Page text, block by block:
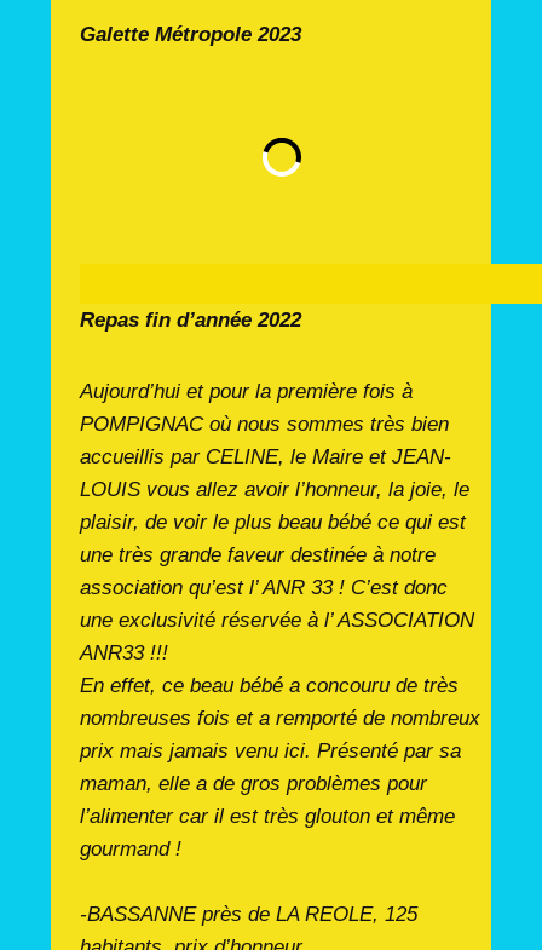
Galette Métropole 2023
Repas fin d’année 2022
Aujourd’hui et pour la première fois à
POMPIGNAC où nous sommes très bien
accueillis par CELINE, le Maire et JEAN-
LOUIS vous allez avoir l’honneur, la joie, le
plaisir, de voir le plus beau bébé ce qui est
une très grande faveur destinée à notre
association qu’est l’ ANR 33 ! C’est donc
une exclusivité réservée à l’ ASSOCIATION
ANR33 !!!
En effet, ce beau bébé a concouru de très
nombreuses fois et a remporté de nombreux
prix mais jamais venu ici. Présenté par sa
maman, elle a de gros problèmes pour
l’alimenter car il est très glouton et même
gourmand !
-BASSANNE près de LA REOLE, 125